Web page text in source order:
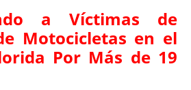
a Víctimas de
Motocicletas en el
Por Más de 19